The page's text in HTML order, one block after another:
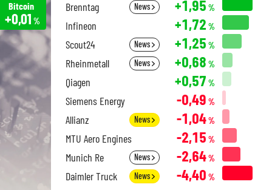
Bitcoin
+0,01 %
Brenntag News +1,95 %
Infineon +1,72 %
Scout24 News +1,25 %
Rheinmetall News +0,68 %
Qiagen +0,57 %
Siemens Energy -0,49 %
Allianz News -1,04%
MTU Aero Engines -2,15 %
Munich Re News -2,64%
Daimler Truck News -4,40 %